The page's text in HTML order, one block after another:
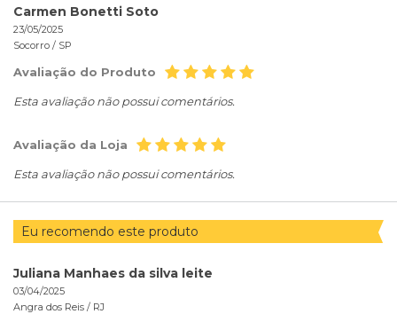
Carmen Bonetti Soto
23/05/2025
Socorro / SP
Avaliação do Produto
Esta avaliação não possui comentários.
Avaliação da Loja
Esta avaliação não possui comentários.
Eu recomendo este produto
Juliana Manhaes da silva leite
03/04/2025
Angra dos Reis / RJ